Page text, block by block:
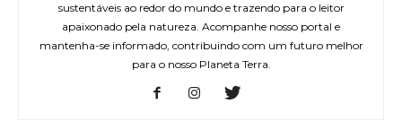
sustentáveis ao redor do mundo e trazendo para o leitor
apaixonado pela natureza. Acompanhe nosso portal e
mantenha-se informado, contribuindo com um futuro melhor
para o nosso Planeta Terra.